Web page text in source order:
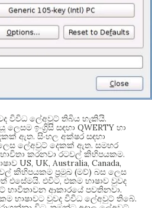
විවිධ ලේඅවුට් තිබිය හැකියි.
ලෙසම ඉංග්‍රිසි සඳහා QWERTY හා
ඇත. සිංහල අක්ෂර සඳහා
ලේඅවුට් දෙකක් ඇත. සමහර
භාවිතා කරනවා රටවල් කිහිපයකම.
US, UK, Australia, Canada,
කිහිපයකම ප්‍රමුඛ (මව්) බස ලෙස
එසේමයි. එවිට, එකම භාෂාව වුවද
භාවිතාවන ආකාරයේ පවතිනවා.
භාෂාවට වුවද විවිධ ලේඅවුට් තිබේ.